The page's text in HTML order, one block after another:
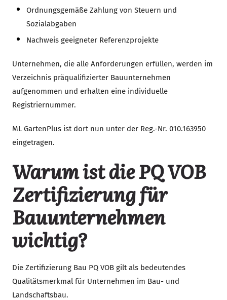
Ordnungsgemäße Zahlung von Steuern und
Sozialabgaben
Nachweis geeigneter Referenzprojekte
Unternehmen, die alle Anforderungen erfüllen, werden im
Verzeichnis präqualifizierter Bauunternehmen
aufgenommen und erhalten eine individuelle
Registriernummer.
ML GartenPlus ist dort nun unter der Reg.-Nr. 010.163950
eingetragen.
Warum ist die PQ VOB
Zertifizierung für
Bauunternehmen
wichtig?
Die Zertifizierung Bau PQ VOB gilt als bedeutendes
Qualitätsmerkmal für Unternehmen im Bau- und
Landschaftsbau.